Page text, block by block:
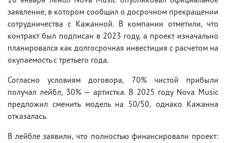
заявление, в котором сообщил о досрочном прекращении
сотрудничества с Кажанной. В компании отметили, что
контракт был подписан в 2023 году, а проект изначально
планировался как долгосрочная инвестиция с расчетом на
окупаемость с третьего года.
Согласно условиям договора, 70% чистой прибыли
получал лейбл, 30% — артистка. В 2025 году Nova Music
предложил сменить модель на 50/50, однако Кажанна
отказалась.
В лейбле заявили, что полностью финансировали проект: